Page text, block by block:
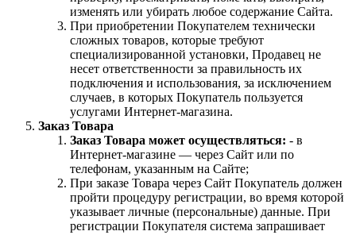
изменять или убирать любое содержание Сайта.
При приобретении Покупателем технически
сложных товаров, которые требуют
специализированной установки, Продавец не
несет ответственности за правильность их
подключения и использования, за исключением
случаев, в которых Покупатель пользуется
услугами Интернет-магазина.
Заказ Товара
Заказ Товара может осуществляться: - в
Интернет-магазине — через Сайт или по
телефонам, указанным на Сайте;
При заказе Товара через Сайт Покупатель должен
пройти процедуру регистрации, во время которой
указывает личные (персональные) данные. При
регистрации Покупателя система запрашивает